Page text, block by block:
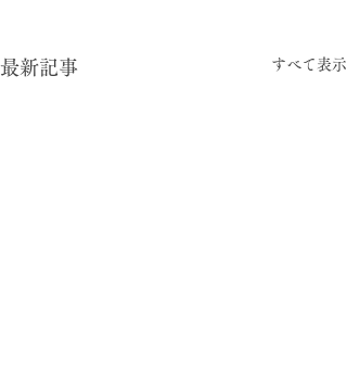
最新記事 すべて表示